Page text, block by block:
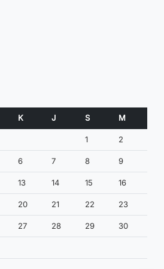
K J S M
1 2
6 7 8 9
13 14 15 16
20 21 22 23
27 28 29 30